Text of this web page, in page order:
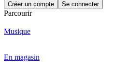
Créer un compte Se connecter
Parcourir
Musique
En magasin